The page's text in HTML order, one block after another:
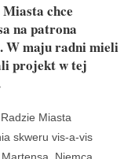
Miasta chce
na patrona
W maju radni mieli
projekt w tej
Miasta
skweru vis-a-vis